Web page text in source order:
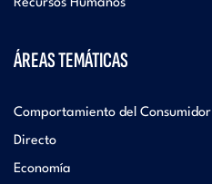
Recursos Humanos
ÁREAS TEMÁTICAS
Comportamiento del Consumidor
Directo
Economía